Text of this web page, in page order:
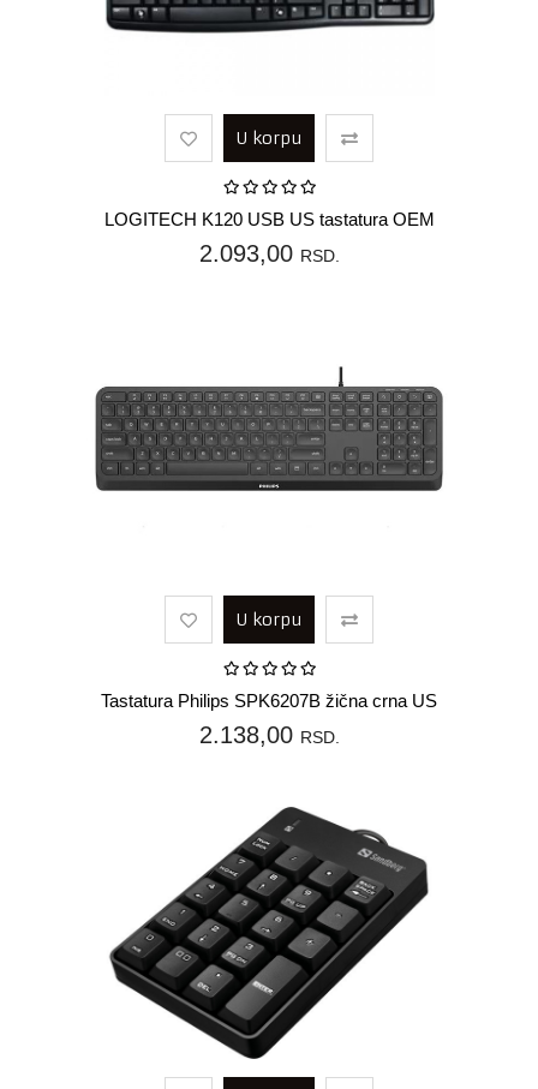
U korpu
LOGITECH K120 USB US tastatura OEM
2.093,00 RSD.
U korpu
Tastatura Philips SPK6207B žična crna US
2.138,00 RSD.